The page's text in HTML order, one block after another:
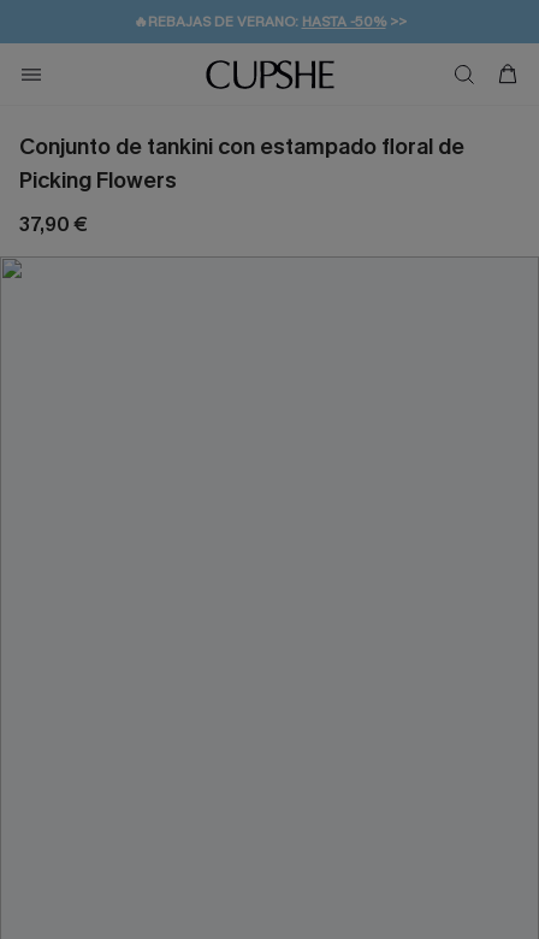
🔥REBAJAS DE VERANO: HASTA -50%>>
👒PROMOCIÓN DE VERANO:-10% EN 2 VESTIDOS
💌¡SUSCRIBIRSE & GANAR -10% EXTRA!
🚚ENVÍO GRATUITO A PARTIR DE 49 € >>
Conjunto de tankini con estampado floral de
Picking Flowers
37,90 €